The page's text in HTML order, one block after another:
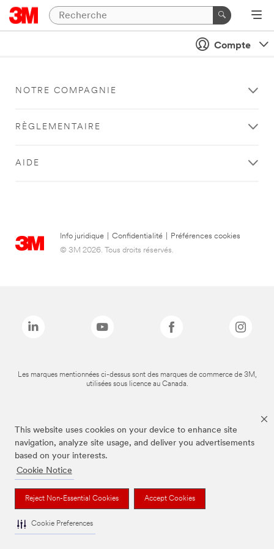
This website uses cookies on your device to enhance site
navigation, analyze site usage, and deliver you advertisements
based on your interests.
Cookie Notice
Reject Non-Essential Cookies Accept Cookies
Cookie Preferences
Compte
NOTRE COMPAGNIE
RÈGLEMENTAIRE
AIDE
Info juridique Confidentialité
Préférences cookies
© 3M 2026. Tous droits réservés.
Les marques mentionnées ci-dessus sont des marques de commerce de 3M,
utilisées sous licence au Canada.